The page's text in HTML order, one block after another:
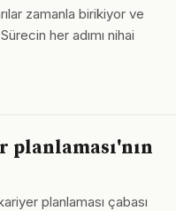
zamanla birikiyor ve
her adımı nihai
planlaması'nın
planlaması çabası